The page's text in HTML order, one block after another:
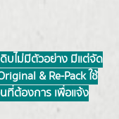
บไม่มีตัวอย่าง มีแต่จัด
& Re-Pack ใช้
ที่ต้องการ เพื่อแจ้ง